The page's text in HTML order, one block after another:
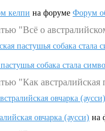
келпи на форуме Форум
"Всё о
пастушья собака
собака стала
"Как
овчарка (аусси)
овчарка (аусси) на